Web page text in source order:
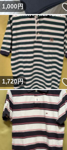
1,000円
1,720円